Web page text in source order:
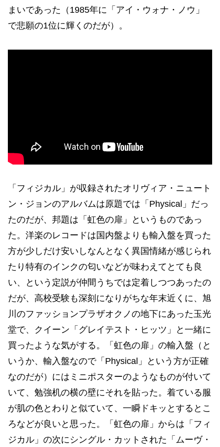
まいであった（1985年に「アイ・ウォナ・ノウ」
で悲願の1位に輝くのだが）。
「フィジカル」が収録されたオリヴィア・ニュート
ン・ジョンのアルバムは原題では「Physical」だっ
たのだが、邦題は「虹色の扉」というものであっ
た。洋楽のレコードは国内盤よりも輸入盤を買った
方が少しだけ安いしなんとなく異国情緒が感じられ
たり特有のインクの匂いなどが味わえてとても良
い、という定説が仲間うちでは定着しつつあったの
だが、高校受験も深刻になりがちな年末近くに、旭
川のファッションプラザオクノの地下にあった玉光
堂で、クイーン「グレイテスト・ヒッツ」と一緒に
買ったような気がする。「虹色の扉」の輸入盤（と
いうか、輸入盤なので「Physical」という方が正確
なのだが）にはミニポスターのようなものが付いて
いて、勉強机の横の壁にそれを貼った。着ている服
が肌の色とわりと似ていて、一瞬ドキッとするとこ
ろなどが良いと思った。「虹色の扉」からは「フィ
ジカル」の次にシングル・カットされた「ムーヴ・